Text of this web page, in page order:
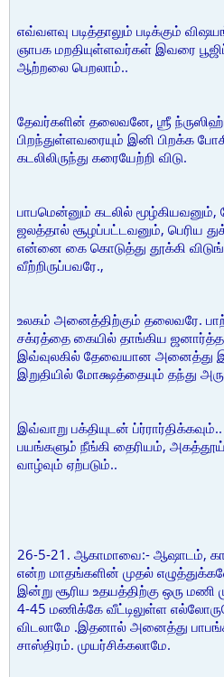
எவ்வளவு படித்தாலும் படிக்கும்
ஞாபக மறதியுள்ளவர்கள் இவரை
ஆற்றலை பெறலாம்..
தேவர்களின் தலைவனே, ஶ்ரீ
பிறந்துள்ளவரையும் இனி பிறக்க
கடலிலிருந்து கரையேற்றி விடு.
பாபமென்னும் கடலில்
ஜலத்தால் சூழப்பட்டவனும், பெரிய
என்னை கை கொடுத்து தூக்கி
வீற்றிருப்பவரே.,
உலகம் அனைத்திற்கும் தலைவரே.
சக்ரத்தை கையில் தாங்கிய
இவ்வுலகில் தேவையான அனைத்து
இறுதியில் மோக்ஷத்தையும் தந்து
இவ்வாறு பக்தியுடன்
பயங்களும் நீங்கி தைரியம்,
வாழ்வும் ஏற்படும்..
26-5-21. ஆகாமாவை:- ஆஷாடம்,
என்ற மாதங்களின் முதல்
இன்று சூரிய உதயத்திற்கு ஒரு
4-45 மணிக்கே வீட்டிலுள்ள
விடலாமே .இதனால் அனைத்து
சாஸ்திரம். முயர்சிக்கலாமே.